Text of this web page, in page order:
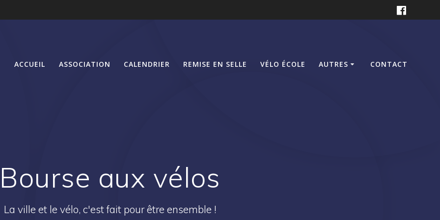
ACCUEIL ASSOCIATION CALENDRIER REMISE EN SELLE VÉLO ÉCOLE AUTRES CONTACT
Bourse aux vélos
La ville et le vélo, c'est fait pour être ensemble !